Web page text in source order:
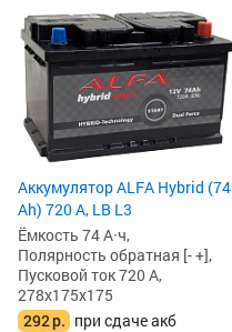
Аккумулятор ALFA Hybrid (74
Ah) 720 А, LB L3
Ёмкость 74 А·ч,
Полярность обратная [- +],
Пусковой ток 720 А,
278x175x175
292р. при сдаче акб